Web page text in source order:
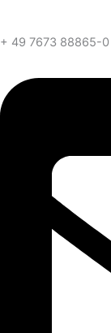
+ 49 7673 88865-0